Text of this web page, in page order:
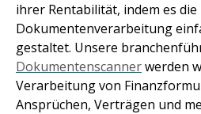
ihrer Rentabilität, indem es die
Dokumentenverarbeitung
gestaltet. Unsere
Dokumentenscannerwerden
Verarbeitung von
Ansprüchen, Verträgen und